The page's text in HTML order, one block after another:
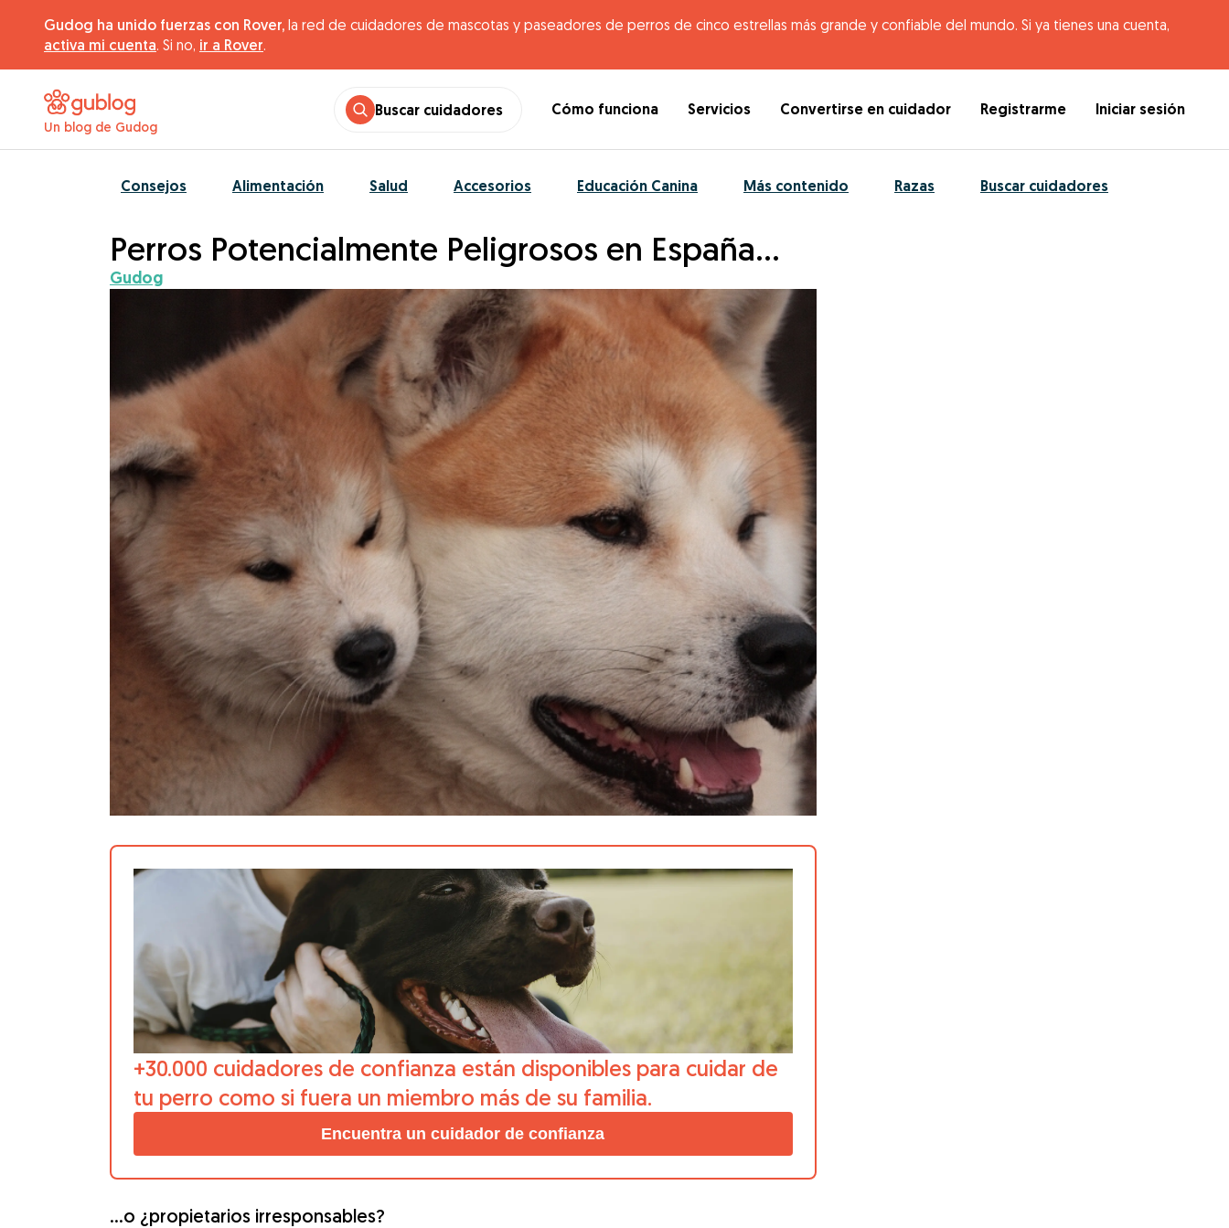
Gudog ha unido fuerzas con Rover, la red de cuidadores de mascotas y paseadores de perros de cinco estrellas más grande y confiable del mundo. Si ya tienes una cuenta,
activa mi cuenta. Si no, ir a Rover.
Un blog de Gudog
Buscar cuidadores Cómo funciona Servicios Convertirse en cuidador Registrarme Iniciar sesión
Consejos Alimentación Salud Accesorios Educación Canina Más contenido Razas Buscar cuidadores
Perros Potencialmente Peligrosos en España…
Gudog
+30.000 cuidadores de confianza están disponibles para cuidar de
tu perro como si fuera un miembro más de su familia.
Encuentra un cuidador de confianza
…o ¿propietarios irresponsables?